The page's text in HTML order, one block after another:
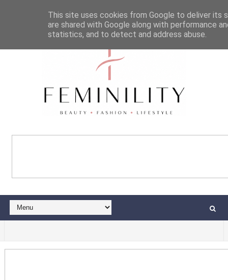
This site uses cookies from Google to deliver its
are shared with Google along with performance
statistics, and to detect and address abuse.